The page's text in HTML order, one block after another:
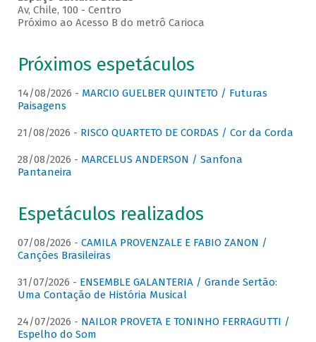
Av, Chile, 100 - Centro
Próximo ao Acesso B do metrô Carioca
Próximos espetáculos
14/08/2026 - MARCIO GUELBER QUINTETO / Futuras
Paisagens
21/08/2026 - RISCO QUARTETO DE CORDAS / Cor da Corda
28/08/2026 - MARCELUS ANDERSON / Sanfona
Pantaneira
Espetáculos realizados
07/08/2026 - CAMILA PROVENZALE E FABIO ZANON /
Canções Brasileiras
31/07/2026 - ENSEMBLE GALANTERIA / Grande Sertão:
Uma Contação de História Musical
24/07/2026 - NAILOR PROVETA E TONINHO FERRAGUTTI /
Espelho do Som